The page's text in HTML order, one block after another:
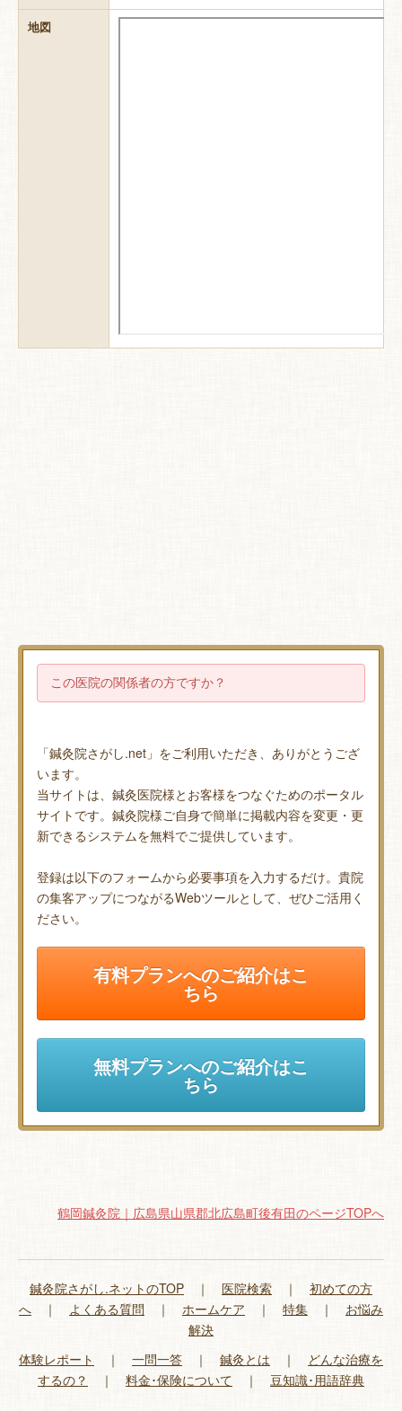
地図
この医院の関係者の方ですか？
「鍼灸院さがし.net」をご利用いただき、ありがとうござ
います。
当サイトは、鍼灸医院様とお客様をつなぐためのポータル
サイトです。鍼灸院様ご自身で簡単に掲載内容を変更・更
新できるシステムを無料でご提供しています。
登録は以下のフォームから必要事項を入力するだけ。貴院
の集客アップにつながるWebツールとして、ぜひご活用く
ださい。
有料プランへのご紹介はこ
ちら
無料プランへのご紹介はこ
ちら
鶴岡鍼灸院｜広島県山県郡北広島町後有田のページTOPへ
鍼灸院さがし.ネットのTOP ｜ 医院検索 ｜ 初めての方
へ ｜ よくある質問 ｜ ホームケア ｜ 特集 ｜ お悩み
解決
体験レポート
｜ 一問一答 ｜ 鍼灸とは ｜ どんな治療を
するの？
｜ 料金･保険について ｜ 豆知識･用語辞典